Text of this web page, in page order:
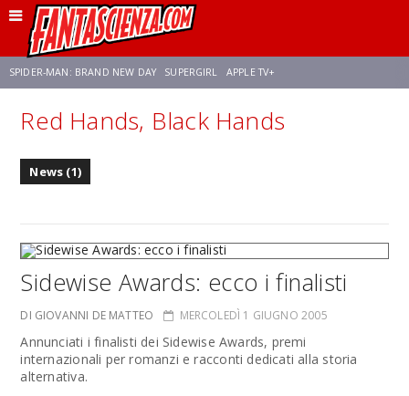
SPIDER-MAN: BRAND NEW DAY SUPERGIRL APPLE TV+
FRANCO RICCIARDIELLO ZENDAYA STAR TREK AVENGERS: DOOMSDAY
Red Hands, Black Hands
News (1)
Sidewise Awards: ecco i finalisti
DI GIOVANNI DE MATTEO MERCOLEDÌ 1 GIUGNO 2005
Annunciati i finalisti dei Sidewise Awards, premi
internazionali per romanzi e racconti dedicati alla storia
alternativa.